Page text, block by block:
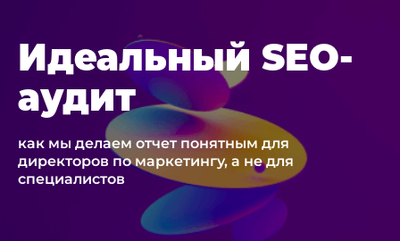
Идеальный SEO-
аудит
как мы делаем отчет понятным для
директоров по маркетингу, а не для
специалистов